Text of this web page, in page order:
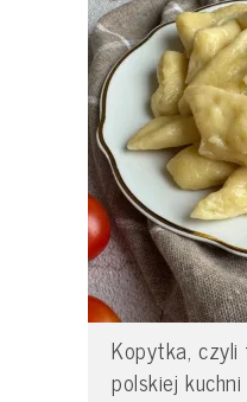
Kopytka,
polskiej kuchni